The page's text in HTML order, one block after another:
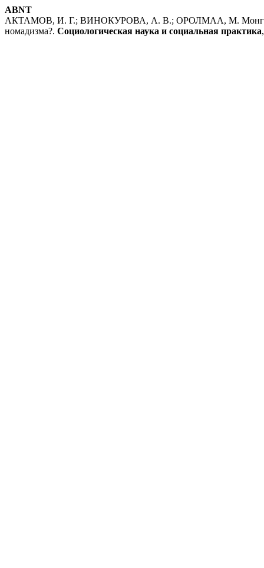
ABNT
АКТАМОВ, И. Г.; ВИНОКУРОВА, А. В.; ОРОЛМАА, М.
номадизма?. Социологическая наука и социальная практика